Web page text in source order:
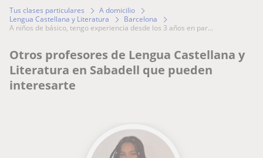
Tus clases particulares
A domicilio
Lengua Castellana y Literatura
Barcelona
a niños de básico, tengo experiencia desde los 3 años en par...
Otros profesores de Lengua Castellana y
Literatura en Sabadell que pueden
interesarte